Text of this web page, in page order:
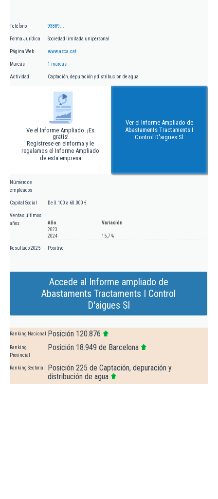
Teléfono 93889...
Forma Jurídica Sociedad limitada unipersonal
Página Web www.azca.cat
Marcas 1 marcas
Actividad Captación, depuración y distribución de agua
Ve el Informe Ampliado. ¡Es
gratis!
Regístrese en eInforma y le
regalamos el Informe Ampliado
de esta empresa
Ver el Informe Ampliado de
Abastaments Tractaments I
Control D'aigues Sl
Número de
empleados
Capital Social De 3.100 a 60.000 €
Ventas últimos
años
Año
Variación
2023
2024
15,7 %
Resultado 2025 Positivo
Accede al Informe ampliado de
Abastaments Tractaments I Control
D'aigues Sl
Ranking Nacional Posición 120.876
Ranking
Provincial
Posición 18.949 de Barcelona
Ranking Sectorial
Posición 225 de Captación, depuración y
distribución de agua